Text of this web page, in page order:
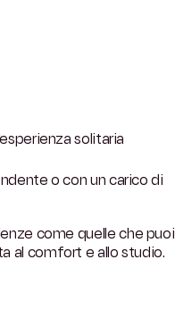
solitaria
o con un carico di
come quelle che puoi
al comfort e allo studio.